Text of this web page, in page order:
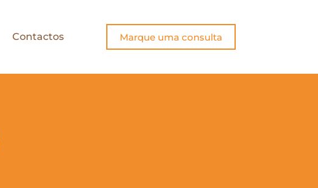
Contactos Marque uma consulta